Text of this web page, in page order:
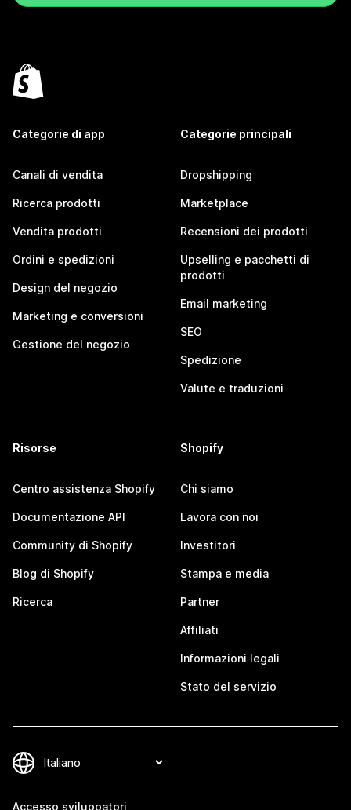
Categorie di app
Canali di vendita
Ricerca prodotti
Vendita prodotti
Ordini e spedizioni
Design del negozio
Marketing e conversioni
Gestione del negozio
Categorie principali
Dropshipping
Marketplace
Recensioni dei prodotti
Upselling e pacchetti di
prodotti
Email marketing
SEO
Spedizione
Valute e traduzioni
Risorse
Centro assistenza Shopify
Documentazione API
Community di Shopify
Blog di Shopify
Ricerca
Shopify
Chi siamo
Lavora con noi
Investitori
Stampa e media
Partner
Affiliati
Informazioni legali
Stato del servizio
Accesso sviluppatori